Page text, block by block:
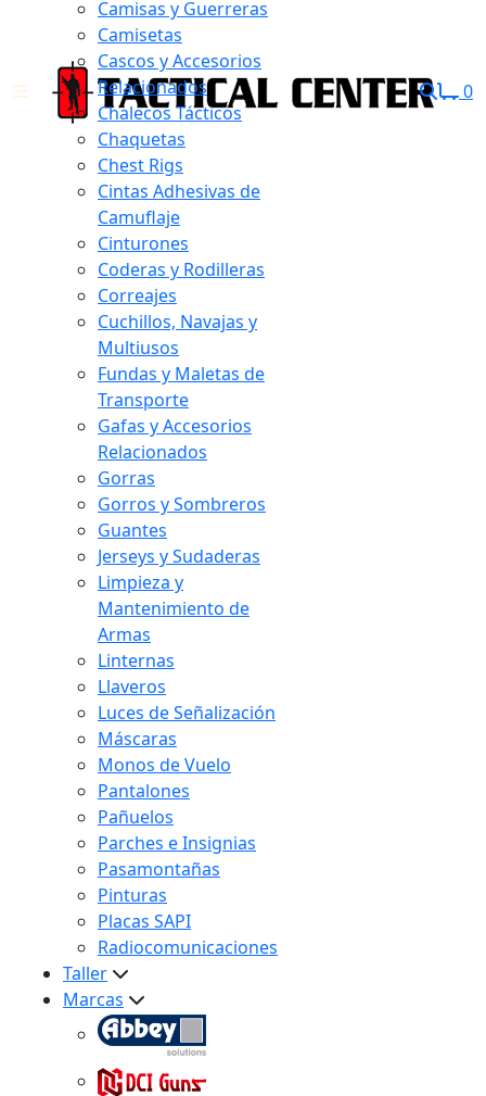
Camisas y Guerreras
Camisetas
Cascos y Accesorios
Relacionados
Chalecos Tácticos
Chaquetas
Chest Rigs
Cintas Adhesivas de
Camuflaje
Cinturones
Coderas y Rodilleras
Correajes
Cuchillos, Navajas y
Multiusos
Fundas y Maletas de
Transporte
Gafas y Accesorios
Relacionados
Gorras
Gorros y Sombreros
Guantes
Jerseys y Sudaderas
Limpieza y
Mantenimiento de
Armas
Linternas
Llaveros
Luces de Señalización
Máscaras
Monos de Vuelo
Pantalones
Pañuelos
Parches e Insignias
Pasamontañas
Pinturas
Placas SAPI
Radiocomunicaciones
Taller
Marcas
0